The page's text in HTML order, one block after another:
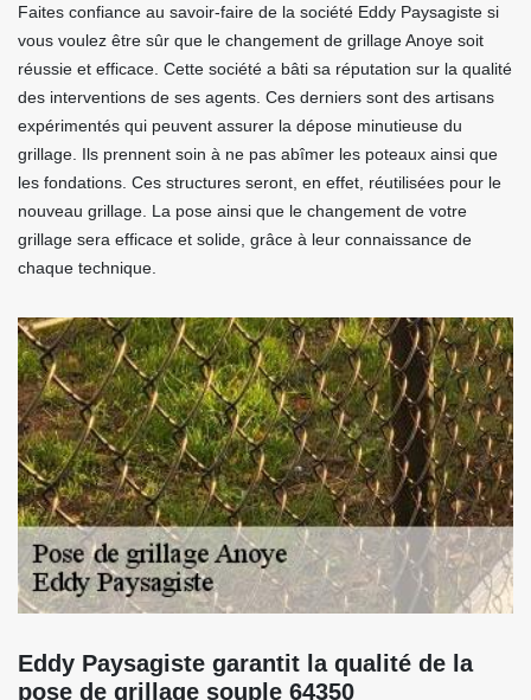
Faites confiance au savoir-faire de la société Eddy Paysagiste si
vous voulez être sûr que le changement de grillage Anoye soit
réussie et efficace. Cette société a bâti sa réputation sur la qualité
des interventions de ses agents. Ces derniers sont des artisans
expérimentés qui peuvent assurer la dépose minutieuse du
grillage. Ils prennent soin à ne pas abîmer les poteaux ainsi que
les fondations. Ces structures seront, en effet, réutilisées pour le
nouveau grillage. La pose ainsi que le changement de votre
grillage sera efficace et solide, grâce à leur connaissance de
chaque technique.
Eddy Paysagiste garantit la qualité de la
pose de grillage souple 64350